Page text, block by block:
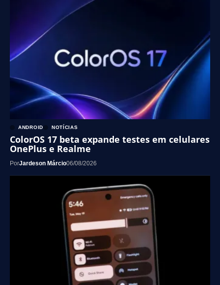
ANDROID NOTÍCIAS
ColorOS 17 beta expande testes em celulares
OnePlus e Realme
PorJardeson Márcio06/08/2026